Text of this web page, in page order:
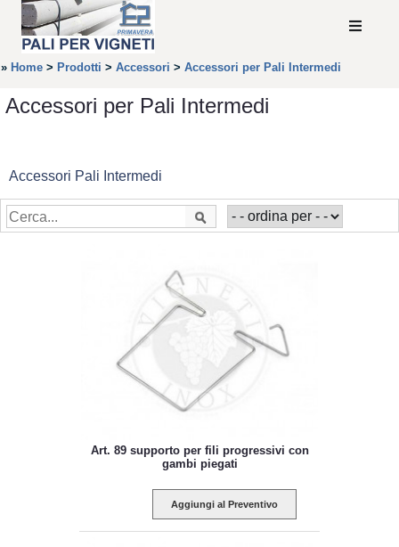
» Home > Prodotti > Accessori > Accessori per Pali Intermedi
Accessori per Pali Intermedi
Accessori Pali Intermedi
Art. 89 supporto per fili progressivi con
gambi piegati
Aggiungi al Preventivo